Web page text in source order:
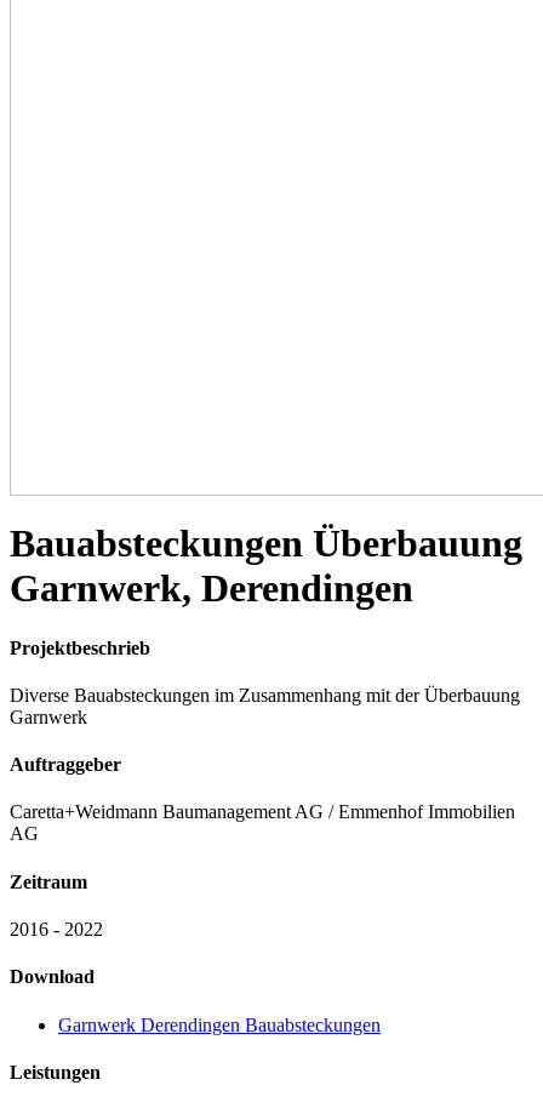
Bauabsteckungen Überbauung
Garnwerk, Derendingen
Projektbeschrieb
Diverse Bauabsteckungen im Zusammenhang mit der Überbauung
Garnwerk
Auftraggeber
Caretta+Weidmann Baumanagement AG / Emmenhof Immobilien
AG
Zeitraum
2016 - 2022
Download
Garnwerk Derendingen Bauabsteckungen
Leistungen